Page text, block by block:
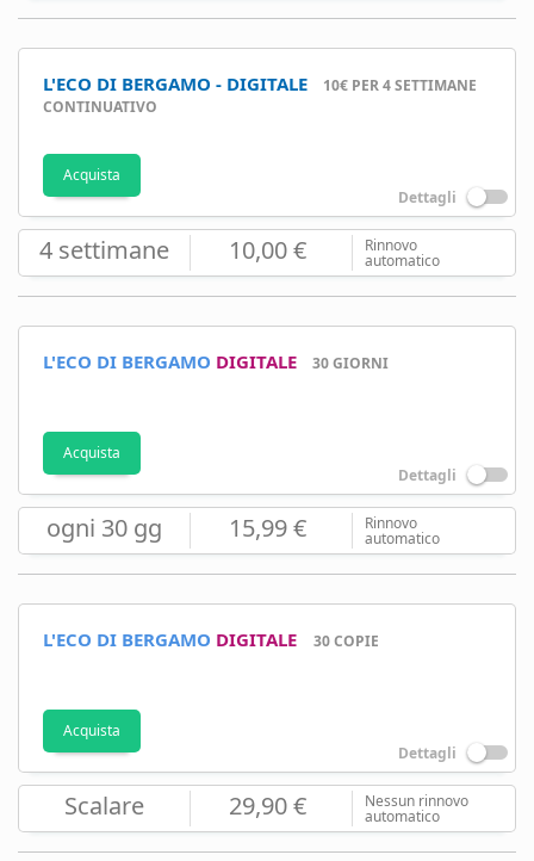
L'ECO DI BERGAMO - DIGITALE
10€ PER 4 SETTIMANE
CONTINUATIVO
Acquista
Dettagli
4 settimane 10,00 € Rinnovo
automatico
L'ECO DI BERGAMO DIGITALE 30 GIORNI
Acquista
Dettagli
ogni 30 gg 15,99 € Rinnovo
automatico
L'ECO DI BERGAMO DIGITALE 30 COPIE
Acquista
Dettagli
Scalare 29,90 € Nessun rinnovo
automatico